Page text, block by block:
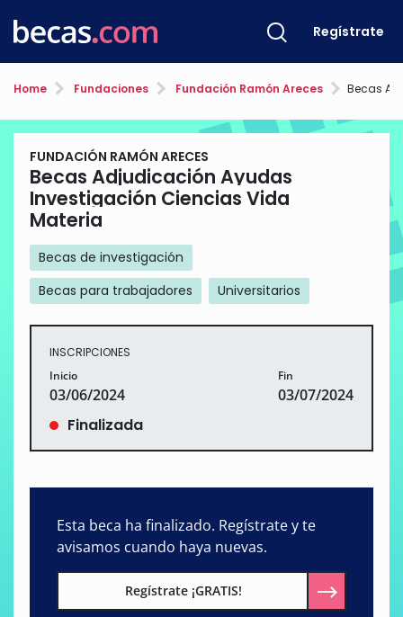
Regístrate
Home Fundaciones Fundación Ramón Areces Becas
FUNDACIÓN RAMÓN ARECES
Becas Adjudicación Ayudas
Investigación Ciencias Vida
Materia
Becas de investigación
Becas para trabajadores
Universitarios
INSCRIPCIONES
Inicio
03/06/2024
Fin
03/07/2024
Finalizada
Esta beca ha finalizado. Regístrate y te
avisamos cuando haya nuevas.
Regístrate ¡GRATIS!